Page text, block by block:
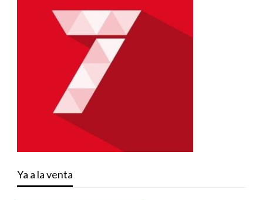
Ya a la venta